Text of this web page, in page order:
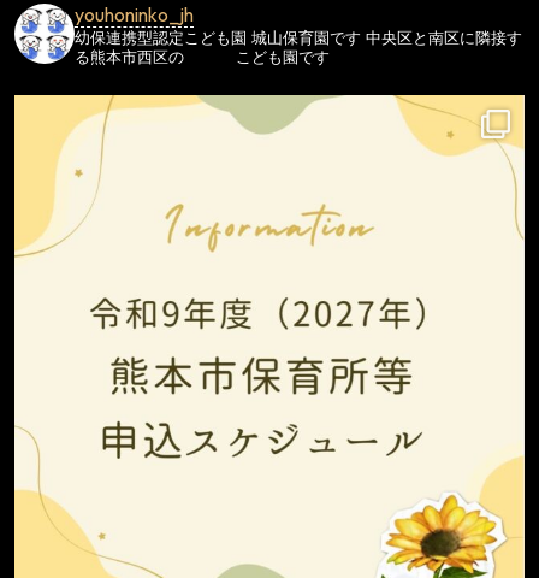
ョ
ン
youhoninko_jh
幼保連携型認定こども園 城山保育園です 中央区と南区に隣接す
る熊本市西区の
こども園です